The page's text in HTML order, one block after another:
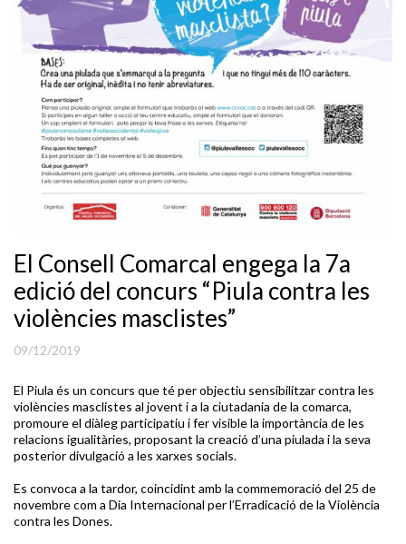
El Consell Comarcal engega la 7a
edició del concurs “Piula contra les
violències masclistes”
09/12/2019
El Piula és un concurs que té per objectiu sensibilitzar contra les
violències masclistes al jovent i a la ciutadania de la comarca,
promoure el diàleg participatiu i fer visible la importància de les
relacions igualitàries, proposant la creació d’una piulada i la seva
posterior divulgació a les xarxes socials.
Es convoca a la tardor, coincidint amb la commemoració del 25 de
novembre com a Dia Internacional per l’Erradicació de la Violència
contra les Dones.